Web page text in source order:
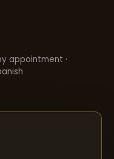
appointment ·